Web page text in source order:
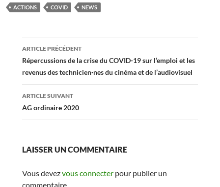
ACTIONS COVID NEWS
Navigation
des
articles
ARTICLE PRÉCÉDENT
Répercussions de la crise du COVID-19 sur l’emploi et les
revenus des technicien·nes du cinéma et de l’audiovisuel
ARTICLE SUIVANT
AG ordinaire 2020
LAISSER UN COMMENTAIRE
Vous devezvous connecterpour publier un
commentaire.